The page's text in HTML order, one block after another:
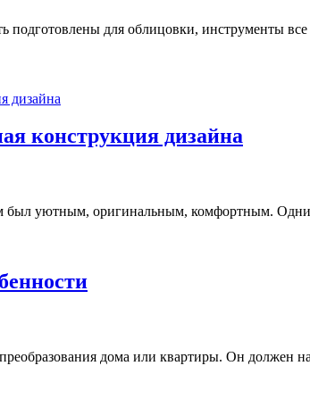
подготовлены для облицовки, инструменты
конструкция дизайна
был уютным, оригинальным, комфортным.
дома или квартиры. Он должен